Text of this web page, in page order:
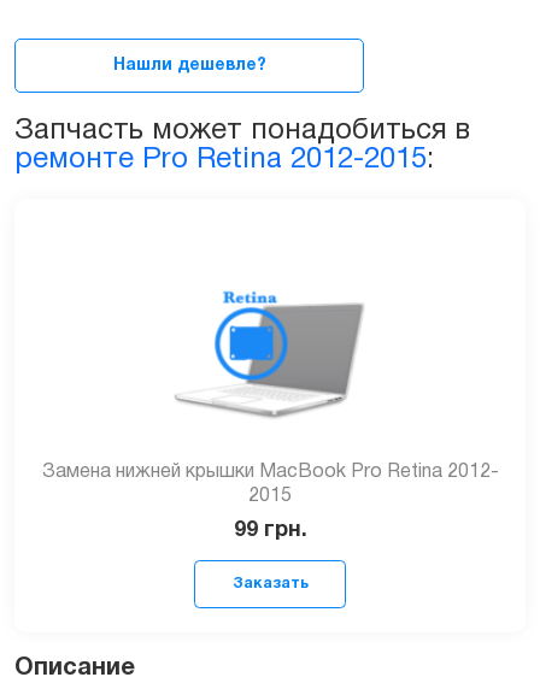
A1502
Нашли дешевле?
Запчасть может понадобиться в
ремонте Pro Retina 2012-2015:
Замена нижней крышки MacBook Pro Retina 2012-
2015
99 грн.
Описание